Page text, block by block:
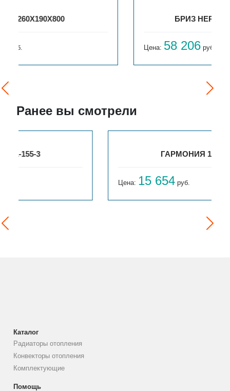
Ранее вы смотрели
Каталог
Радиаторы отопления
Конвекторы отопления
Комплектующие
Помощь